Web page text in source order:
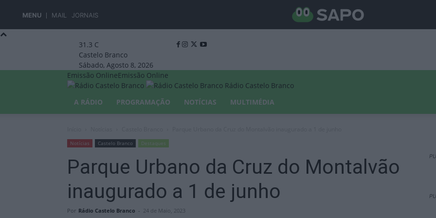
MENU MAIL JORNAIS
31.3 C
Castelo Branco
Sábado, Agosto 8, 2026
Emissão OnlineEmissão Online
Rádio Castelo Branco
A RÁDIO
PROGRAMAÇÃO NOTÍCIAS MULTIMÉDIA
Notícias Castelo Branco Destaques
Parque Urbano da Cruz do Montalvão
inaugurado a 1 de junho
Por Rádio Castelo Branco - 24 de Maio, 2023